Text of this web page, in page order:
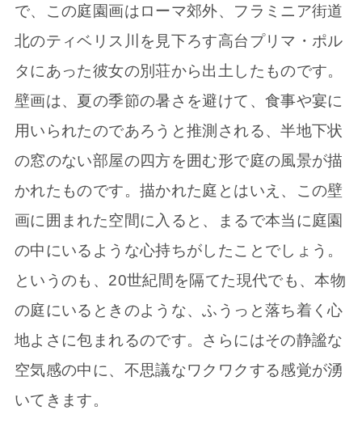
で、この庭園画はローマ郊外、フラミニア街道
北のティベリス川を見下ろす高台プリマ・ポル
タにあった彼女の別荘から出土したものです。
壁画は、夏の季節の暑さを避けて、食事や宴に
用いられたのであろうと推測される、半地下状
の窓のない部屋の四方を囲む形で庭の風景が描
かれたものです。描かれた庭とはいえ、この壁
画に囲まれた空間に入ると、まるで本当に庭園
の中にいるような心持ちがしたことでしょう。
というのも、20世紀間を隔てた現代でも、本物
の庭にいるときのような、ふうっと落ち着く心
地よさに包まれるのです。さらにはその静謐な
空気感の中に、不思議なワクワクする感覚が湧
いてきます。